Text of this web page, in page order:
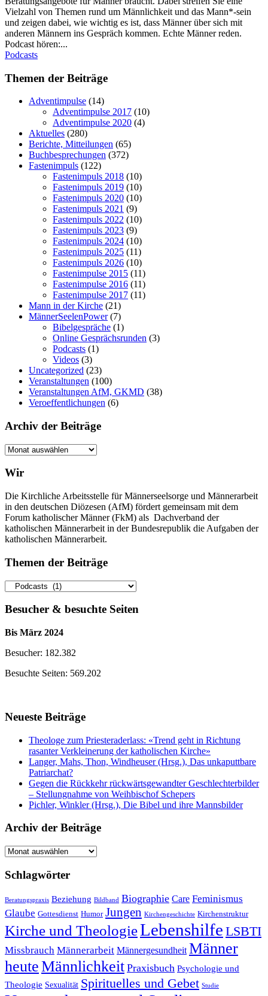
Vielzahl von Themen rund um Männlichkeit und das Mann*-sein
und zeigen dabei, wie wichtig es ist, dass Männer über sich mit
anderen Männern ins Gespräch kommen. Echte Männer reden.
Podcast hören:...
Podcasts
Themen der Beiträge
Adventimpulse (14)
Adventimpulse 2017 (10)
Adventimpulse 2020 (4)
Aktuelles (280)
Berichte, Mitteilungen (65)
Buchbesprechungen (372)
Fastenimpuls (122)
Fastenimpuls 2018 (10)
Fastenimpuls 2019 (10)
Fastenimpuls 2020 (10)
Fastenimpuls 2021 (9)
Fastenimpuls 2022 (10)
Fastenimpuls 2023 (9)
Fastenimpuls 2024 (10)
Fastenimpuls 2025 (11)
Fastenimpuls 2026 (10)
Fastenimpulse 2015 (11)
Fastenimpulse 2016 (11)
Fastenimpulse 2017 (11)
Mann in der Kirche (21)
MännerSeelenPower(7)
Bibelgespräche (1)
Online Gesprächsrunden (3)
Podcasts (1)
Videos (3)
Uncategorized (23)
Veranstaltungen (100)
Veranstaltungen AfM, GKMD (38)
Veroeffentlichungen (6)
Archiv der Beiträge
Archiv
Beiträge
Wir
Die Kirchliche Arbeitsstelle für Männerseelsorge und Männerarbeit
in den deutschen Diözesen (AfM) fördert gemeinsam mit dem
Forum katholischer Männer (FkM) als Dachverband der
katholischen Männerarbeit in der Bundesrepublik die Aufgaben der
katholischen Männerarbeit.
Themen der Beiträge
Themen
Beiträge
Besucher & besuchte Seiten
Bis März 2024
Besucher: 182.382
Besuchte Seiten: 569.202
Neueste Beiträge
Theologe zum Priesteraderlass: «Trend geht in Richtung
rasanter Verkleinerung der katholischen Kirche»
Langer, Mahs, Thon, Windheuser (Hrsg.), Das unkaputtbare
Patriarchat?
Gegen die Rückkehr rückwärtsgewandter Geschlechterbilder
– Stellungnahme von Weihbischof Schepers
Pichler, Winkler (Hrsg.), Die Bibel und ihre Mannsbilder
Archiv der Beiträge
Archiv
Beiträge
Schlagwörter
Beratungspraxis Beziehung Bildband Biographie Care Feminismus
Glaube Gottesdienst Humor Jungen Kirchengeschichte Kirchenstruktur
Kirche und TheologieLebenshilfe LSBTI
Missbrauch Männerarbeit Männergesundheit Männer
heuteMännlichkeit Praxisbuch Psychologie und
Theologie Sexualität Spirituelles und Gebet Studie